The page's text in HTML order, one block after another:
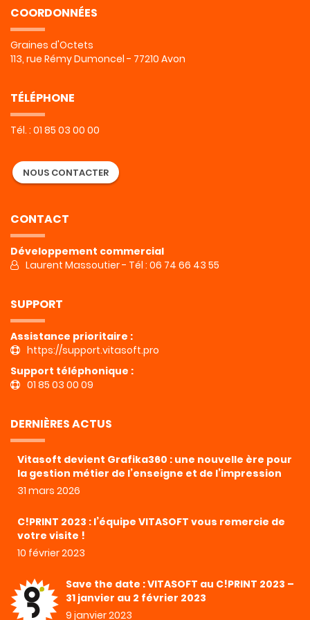
COORDONNÉES
Graines d'Octets
113, rue Rémy Dumoncel - 77210 Avon
TÉLÉPHONE
Tél. : 01 85 03 00 00
NOUS CONTACTER
CONTACT
Développement commercial
Laurent Massoutier - Tél : 06 74 66 43 55
SUPPORT
Assistance prioritaire :
https://support.vitasoft.pro
Support téléphonique :
01 85 03 00 09
DERNIÈRES ACTUS
Vitasoft devient Grafika360 : une nouvelle ère pour
la gestion métier de l’enseigne et de l’impression
31 mars 2026
C!PRINT 2023 : l’équipe VITASOFT vous remercie de
votre visite !
10 février 2023
Save the date : VITASOFT au C!PRINT 2023 –
31 janvier au 2 février 2023
9 janvier 2023